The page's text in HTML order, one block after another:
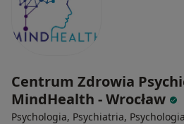
Centrum Zdrowia
MindHealth - Wrocław
Psychologia, Psychiatria,